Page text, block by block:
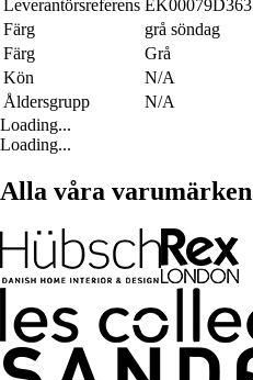
Leverantörsreferens EK00079D363
Färg
grå söndag
Färg
Grå
Kön
N/A
Åldersgrupp
N/A
Loading...
Loading...
Alla våra varumärken